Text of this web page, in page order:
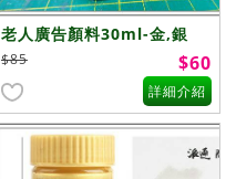
老人廣告顏料30ml-金,銀
粉,2色
$85 $60
詳細介紹